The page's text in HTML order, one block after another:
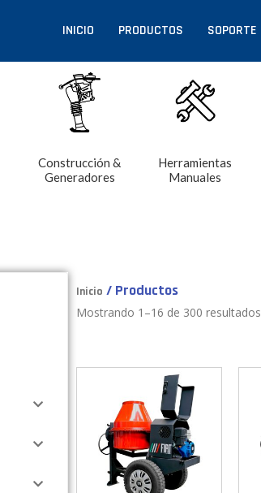
INICIO PRODUCTOS SOPORTE
Construcción &
Generadores
Herramientas
Manuales
Inicio / Productos
Mostrando 1–16 de 300 resultados